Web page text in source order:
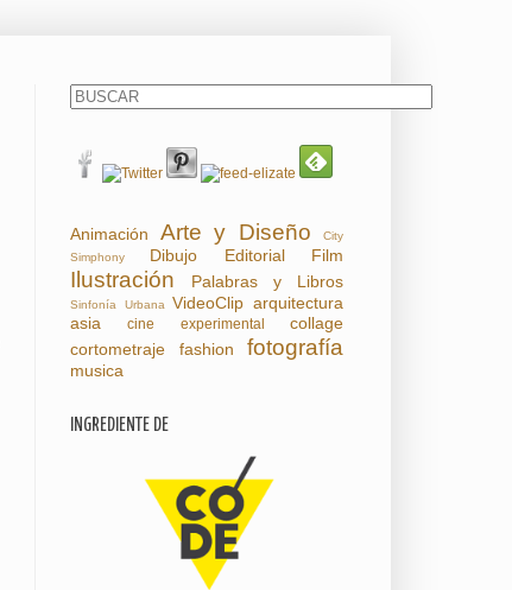
Animación Arte y Diseño
City
Simphony
Dibujo Editorial Film
Ilustración Palabras y Libros
Sinfonía Urbana VideoClip arquitectura
asia
cine experimental
collage
cortometraje
fashion fotografía
musica
INGREDIENTE DE